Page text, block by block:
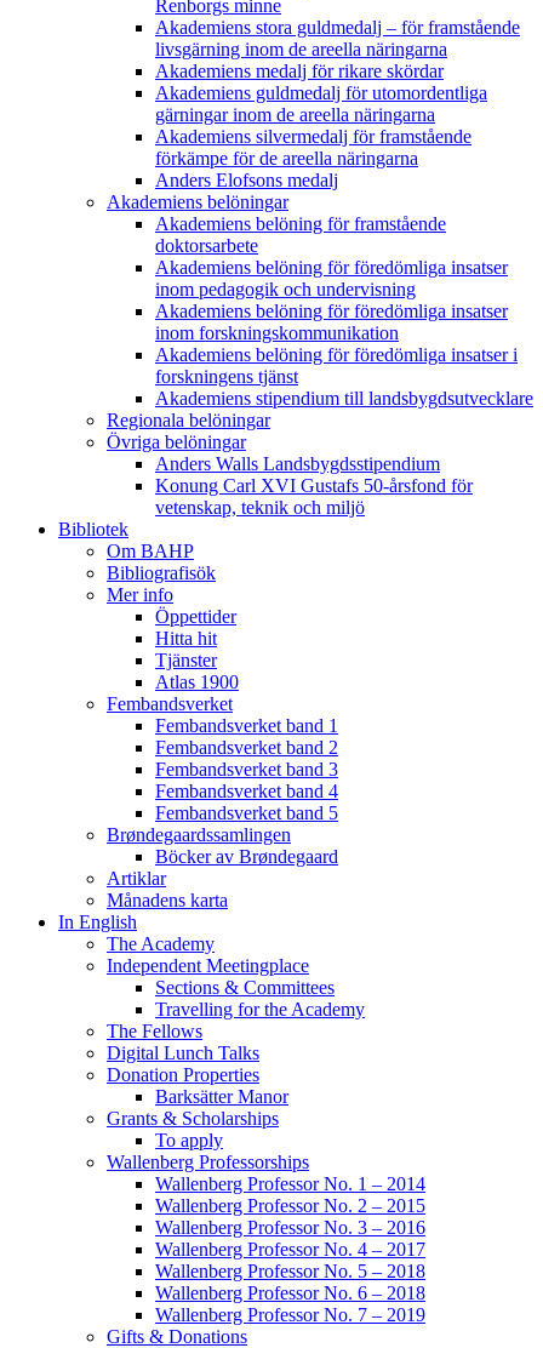
Renborgs minne
Akademiens stora guldmedalj – för framstående
livsgärning inom de areella näringarna
Akademiens medalj för rikare skördar
Akademiens guldmedalj för utomordentliga
gärningar inom de areella näringarna
Akademiens silvermedalj för framstående
förkämpe för de areella näringarna
Anders Elofsons medalj
Akademiens belöningar
Akademiens belöning för framstående
doktorsarbete
Akademiens belöning för föredömliga insatser
inom pedagogik och undervisning
Akademiens belöning för föredömliga insatser
inom forskningskommunikation
Akademiens belöning för föredömliga insatser i
forskningens tjänst
Akademiens stipendium till landsbygdsutvecklare
Regionala belöningar
Övriga belöningar
Anders Walls Landsbygdsstipendium
Konung Carl XVI Gustafs 50-årsfond för
vetenskap, teknik och miljö
Bibliotek
Om BAHP
Bibliografisök
Mer info
Öppettider
Hitta hit
Tjänster
Atlas 1900
Fembandsverket
Fembandsverket band 1
Fembandsverket band 2
Fembandsverket band 3
Fembandsverket band 4
Fembandsverket band 5
Brøndegaardssamlingen
Böcker av Brøndegaard
Artiklar
Månadens karta
In English
The Academy
Independent Meetingplace
Sections & Committees
Travelling for the Academy
The Fellows
Digital Lunch Talks
Donation Properties
Barksätter Manor
Grants & Scholarships
To apply
Wallenberg Professorships
Wallenberg Professor No. 1 – 2014
Wallenberg Professor No. 2 – 2015
Wallenberg Professor No. 3 – 2016
Wallenberg Professor No. 4 – 2017
Wallenberg Professor No. 5 – 2018
Wallenberg Professor No. 6 – 2018
Wallenberg Professor No. 7 – 2019
Gifts & Donations